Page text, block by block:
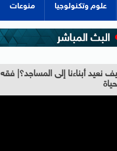
علوم وتكنولوجيا منوعات
نعيد أبناءنا إلى المساجد؟| فقه